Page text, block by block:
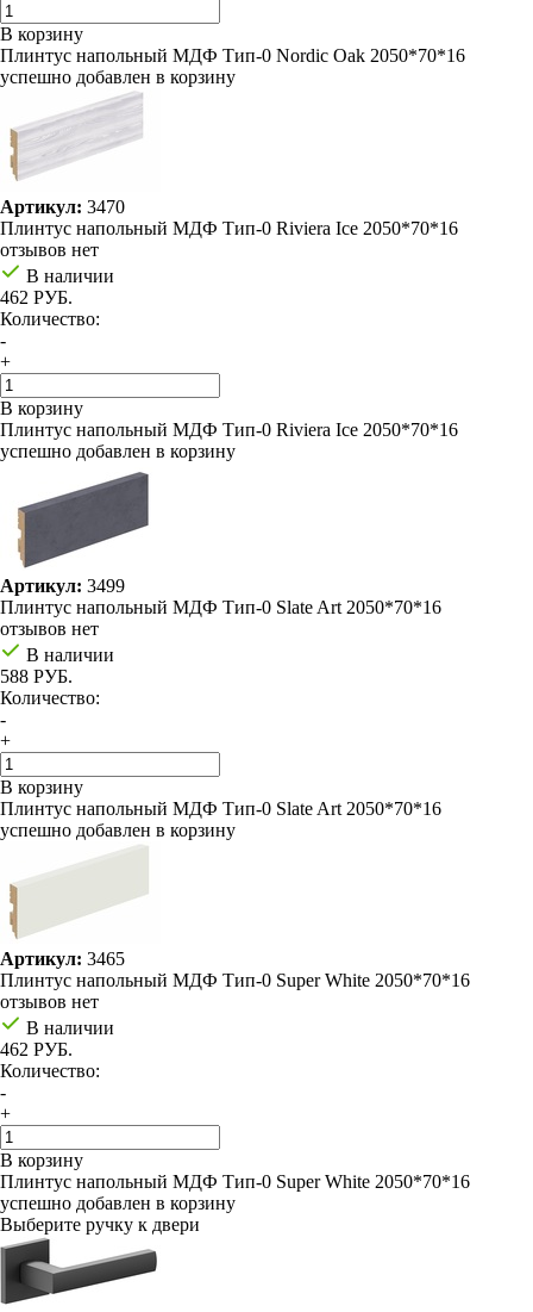
В корзину
Плинтус напольный МДФ Тип-0 Nordic Oak 2050*70*16
успешно добавлен в корзину
Артикул: 3470
Плинтус напольный МДФ Тип-0 Riviera Ice 2050*70*16
отзывов нет
В наличии
462 РУБ.
Количество:
-
+
В корзину
Плинтус напольный МДФ Тип-0 Riviera Ice 2050*70*16
успешно добавлен в корзину
Артикул: 3499
Плинтус напольный МДФ Тип-0 Slate Art 2050*70*16
отзывов нет
В наличии
588 РУБ.
Количество:
-
+
В корзину
Плинтус напольный МДФ Тип-0 Slate Art 2050*70*16
успешно добавлен в корзину
Артикул: 3465
Плинтус напольный МДФ Тип-0 Super White 2050*70*16
отзывов нет
В наличии
462 РУБ.
Количество:
-
+
В корзину
Плинтус напольный МДФ Тип-0 Super White 2050*70*16
успешно добавлен в корзину
Выберите ручку к двери